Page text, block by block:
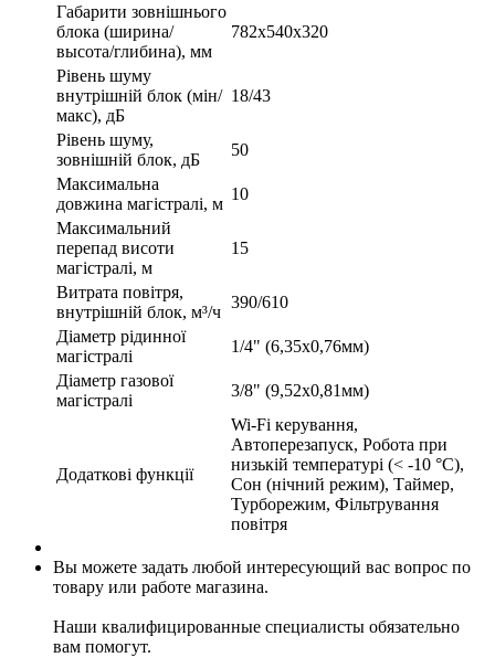
Габарити зовнішнього
блока (ширина/
высота/глибина), мм
782х540х320
Рівень шуму
внутрішній блок (мін/
макс), дБ
18/43
Рівень шуму,
зовнішній блок, дБ
50
Максимальна
довжина магістралі, м
10
Максимальний
перепад висоти
магістралі, м
15
Витрата повітря,
внутрішній блок, м³/ч
390/610
Діаметр рідинної
магістралі
1/4" (6,35х0,76мм)
Діаметр газової
магістралі
3/8" (9,52х0,81мм)
Додаткові функції
Wi-Fi керування,
Автоперезапуск, Робота при
низькій температурі (< -10 °C),
Сон (нічний режим), Таймер,
Турборежим, Фільтрування
повітря
Вы можете задать любой интересующий вас вопрос по
товару или работе магазина.
Наши квалифицированные специалисты обязательно
вам помогут.